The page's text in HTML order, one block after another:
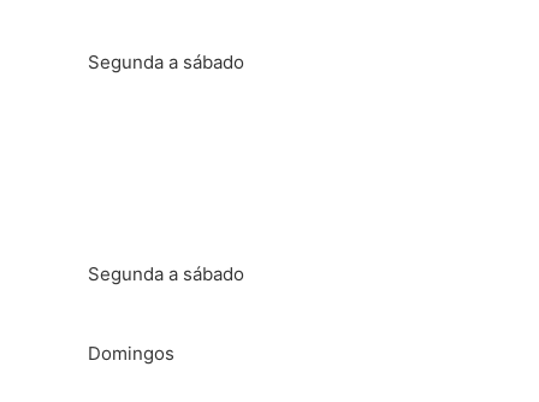
Segunda a sábado
Segunda a sábado
Domingos